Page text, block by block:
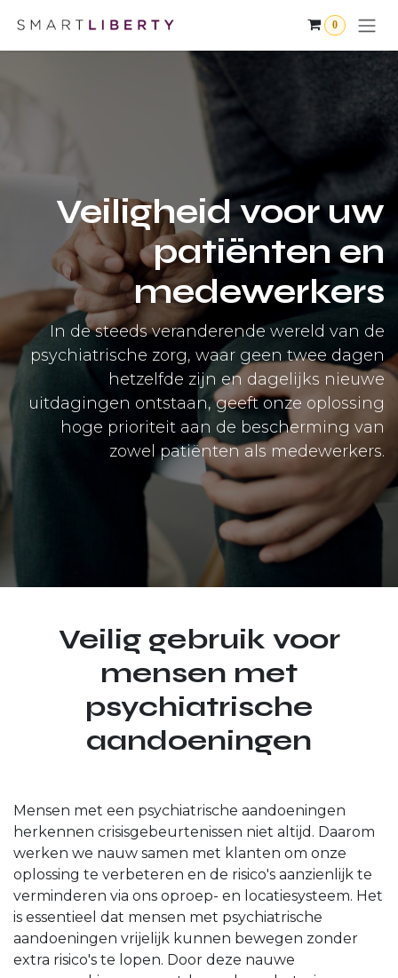
0
Veiligheid voor uw
patiënten en
medewerkers
In de steeds veranderende wereld van de
psychiatrische zorg, waar geen twee dagen
hetzelfde zijn en dagelijks nieuwe
uitdagingen ontstaan, geeft onze oplossing
hoge prioriteit aan de bescherming van
zowel patiënten als medewerkers.
Veilig gebruik voor
mensen met
psychiatrische
aandoeningen
Mensen met een psychiatrische aandoeningen
herkennen crisisgebeurtenis­sen niet altijd. Daarom
werken we nauw samen met klanten om onze
oplossing te verbeteren en de risico's aanzienlijk te
verminderen via ons oproep- en locatiesysteem. Het
is essentieel dat mensen met psychiatrische
aandoeningen vrijelijk kunnen bewegen zonder
extra risico's te lopen. Door deze nauwe